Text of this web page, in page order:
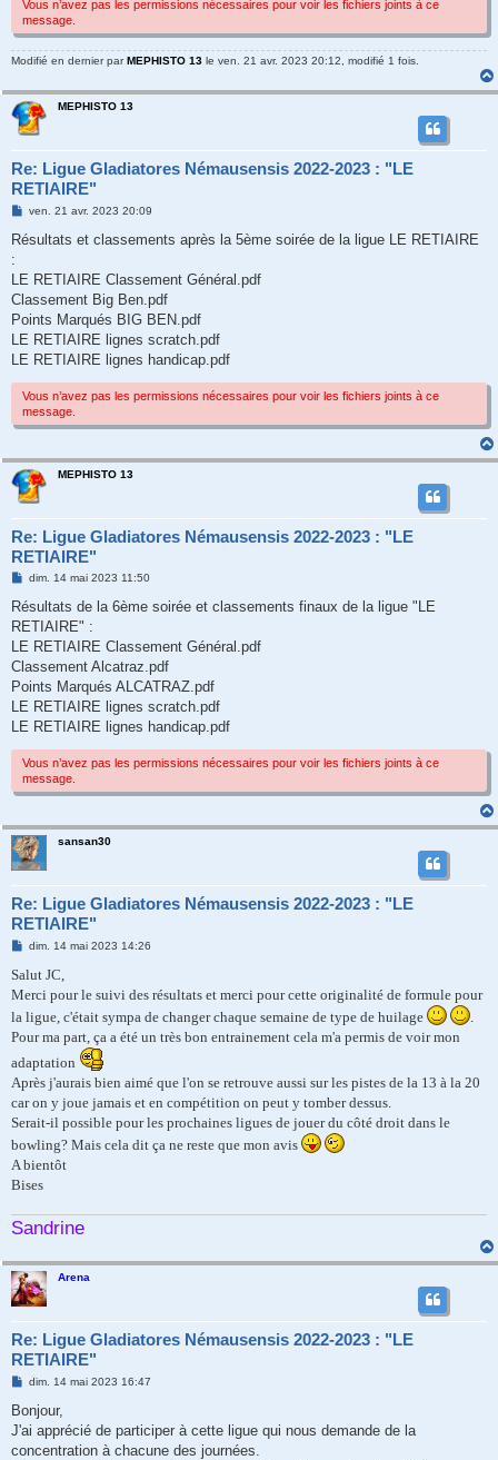
Vous n’avez pas les permissions nécessaires pour voir les fichiers joints à ce
message.
Modifié en dernier parMEPHISTO 13 le ven. 21 avr. 2023 20:12, modifié 1 fois.
MEPHISTO 13
Re: Ligue Gladiatores Némausensis 2022-2023 : "LE
RETIAIRE"
M
s
g
ven. 21 avr. 2023 20:09
Résultats et classements après la 5ème soirée de la ligue LE RETIAIRE
:
LE RETIAIRE Classement Général.pdf
Classement Big Ben.pdf
Points Marqués BIG BEN.pdf
LE RETIAIRE lignes scratch.pdf
LE RETIAIRE lignes handicap.pdf
Vous n’avez pas les permissions nécessaires pour voir les fichiers joints à ce
message.
MEPHISTO 13
Re: Ligue Gladiatores Némausensis 2022-2023 : "LE
RETIAIRE"
M
s
a
g
dim. 14 mai 2023 11:50
Résultats de la 6ème soirée et classements finaux de la ligue "LE
RETIAIRE" :
LE RETIAIRE Classement Général.pdf
Classement Alcatraz.pdf
Points Marqués ALCATRAZ.pdf
LE RETIAIRE lignes scratch.pdf
LE RETIAIRE lignes handicap.pdf
Vous n’avez pas les permissions nécessaires pour voir les fichiers joints à ce
message.
sansan30
Re: Ligue Gladiatores Némausensis 2022-2023 : "LE
RETIAIRE"
M
s
a
g
e
dim. 14 mai 2023 14:26
Salut JC,
Merci pour le suivi des résultats et merci pour cette originalité de formule pour
la ligue, c'était sympa de changer chaque semaine de type de huilage
Pour ma part, ça a été un très bon entrainement cela m'a permis de voir mon
adaptation
Après j'aurais bien aimé que l'on se retrouve aussi sur les pistes de la 13 à la 20
car on y joue jamais et en compétition on peut y tomber dessus.
Serait-il possible pour les prochaines ligues de jouer du côté droit dans le
bowling? Mais cela dit ça ne reste que mon avis
A bientôt
Bises
Sandrine
Arena
Re: Ligue Gladiatores Némausensis 2022-2023 : "LE
RETIAIRE"
M
s
a
g
dim. 14 mai 2023 16:47
Bonjour,
J'ai apprécié de participer à cette ligue qui nous demande de la
concentration à chacune des journées.